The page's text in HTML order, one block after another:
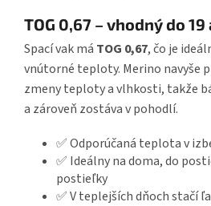
TOG 0,67 – vhodný do 19
Spací vak má TOG 0,67, čo je
vnútorné teploty. Merino navyše
zmeny teploty a vlhkosti, takže
a zároveň zostáva v pohodlí.
✅ Odporúčaná teplota v
✅ Ideálny na doma, do
postieľky
✅ V teplejších dňoch stačí